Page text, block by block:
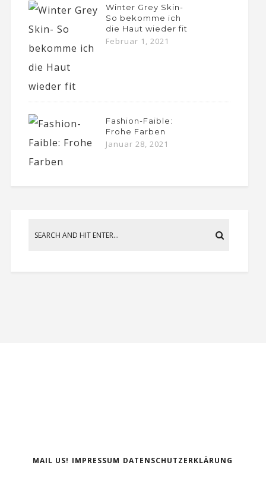
Winter Grey Skin-
So bekomme ich
die Haut wieder fit
Februar 1, 2021
Fashion-Faible:
Frohe Farben
Januar 28, 2021
MAIL US! IMPRESSUM DATENSCHUTZERKLÄRUNG